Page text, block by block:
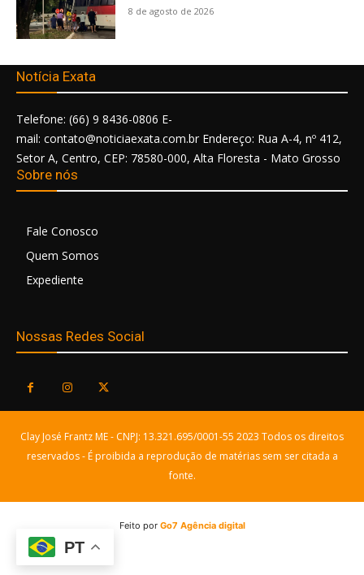
8 de agosto de 2026
Notícia Exata
Telefone: (66) 9 8436-0806 E-
mail: contato@noticiaexata.com.br Endereço: Rua A-4, nº 412,
Setor A, Centro, CEP: 78580-000, Alta Floresta - Mato Grosso
Sobre nós
Fale Conosco
Quem Somos
Expediente
Nossas Redes Social
Clay José Frantz ME - CNPJ: 13.321.695/0001-55 2023 Todos os direitos
reservados - É proibida a reprodução de matérias sem ser citada a
fonte.
Feito porGo7 Agência digital
PT